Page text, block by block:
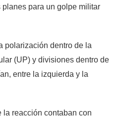
para un golpe militar
polarización dentro de la
(UP) y divisiones dentro de
entre la izquierda y la
la reacción contaban con